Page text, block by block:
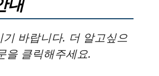
내
기 바랍니다. 더 알고싶으
을 클릭해주세요.